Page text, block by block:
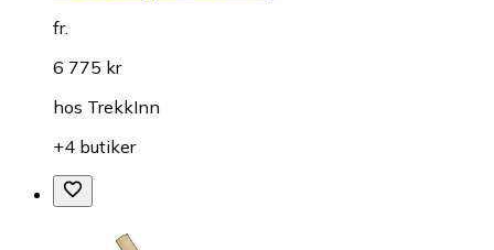
fr.
6 775 kr
hos TrekkInn
+4 butiker